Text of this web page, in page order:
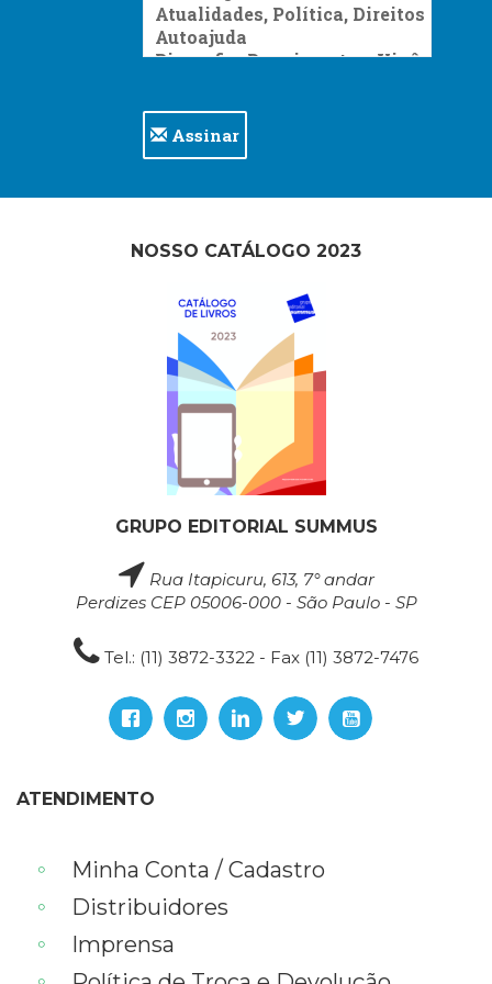
Assinar
NOSSO CATÁLOGO 2023
GRUPO EDITORIAL SUMMUS
Rua Itapicuru, 613, 7° andar
Perdizes CEP 05006-000 - São Paulo - SP
Tel.: (11) 3872-3322 - Fax (11) 3872-7476
ATENDIMENTO
Minha Conta / Cadastro
Distribuidores
Imprensa